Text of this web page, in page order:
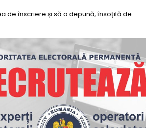
de înscriere și să o depună, însoțită de